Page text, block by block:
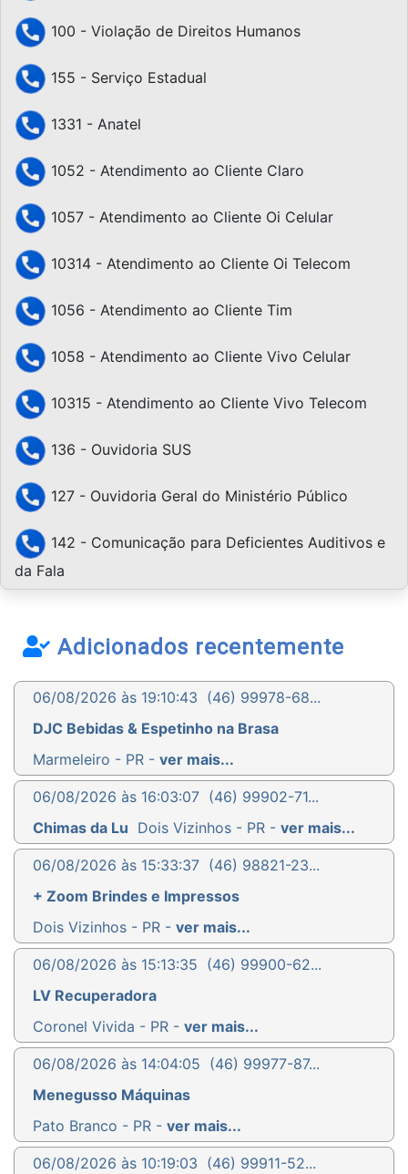
100 - Violação de Direitos Humanos
155 - Serviço Estadual
1331 - Anatel
1052 - Atendimento ao Cliente Claro
1057 - Atendimento ao Cliente Oi Celular
10314 - Atendimento ao Cliente Oi Telecom
1056 - Atendimento ao Cliente Tim
1058 - Atendimento ao Cliente Vivo Celular
10315 - Atendimento ao Cliente Vivo Telecom
136 - Ouvidoria SUS
127 - Ouvidoria Geral do Ministério Público
142 - Comunicação para Deficientes Auditivos e
da Fala
Adicionados recentemente
06/08/2026 às 19:10:43 (46) 99978-68...
DJC Bebidas & Espetinho na Brasa
Marmeleiro - PR - ver mais...
06/08/2026 às 16:03:07 (46) 99902-71...
Chimas da Lu Dois Vizinhos - PR - ver mais...
06/08/2026 às 15:33:37 (46) 98821-23...
+ Zoom Brindes e Impressos
Dois Vizinhos - PR - ver mais...
06/08/2026 às 15:13:35 (46) 99900-62...
LV Recuperadora
Coronel Vivida - PR - ver mais...
06/08/2026 às 14:04:05 (46) 99977-87...
Menegusso Máquinas
Pato Branco - PR - ver mais...
06/08/2026 às 10:19:03 (46) 99911-52...